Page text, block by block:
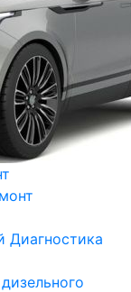
Диагностика